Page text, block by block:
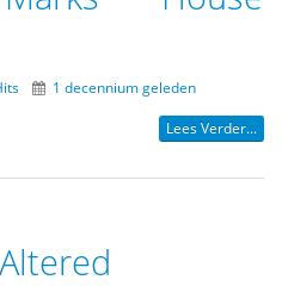
1 decennium geleden
Lees Verder...